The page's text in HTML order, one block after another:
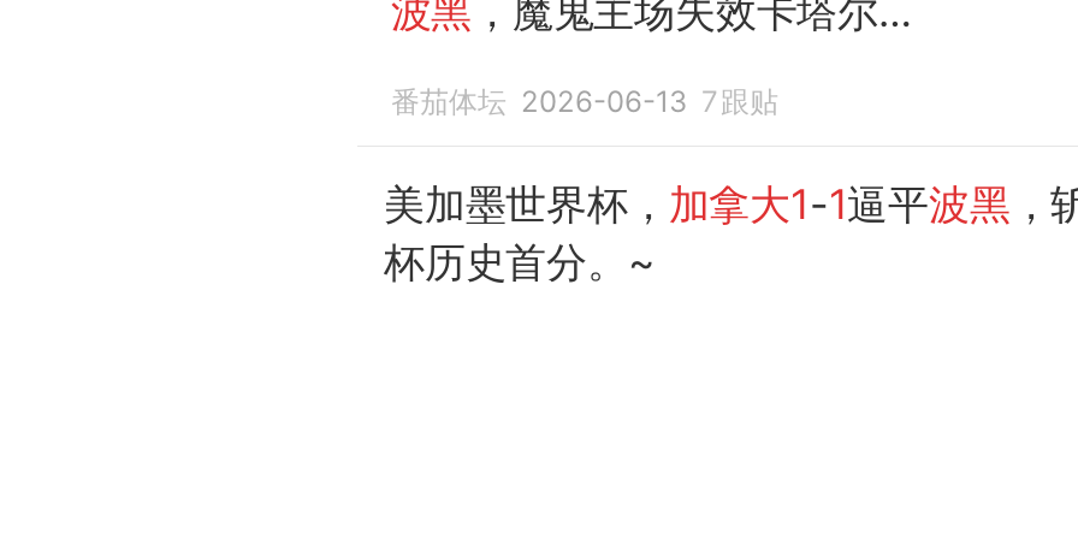
波黑 ，魔鬼主场失效卡塔尔暗
番茄体坛 2026-06-13 7 跟贴
美加墨世界杯， 加拿大1-1逼平波黑 ，
杯历史首分。~